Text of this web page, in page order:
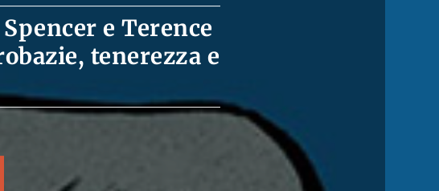
e Terence
tenerezza e